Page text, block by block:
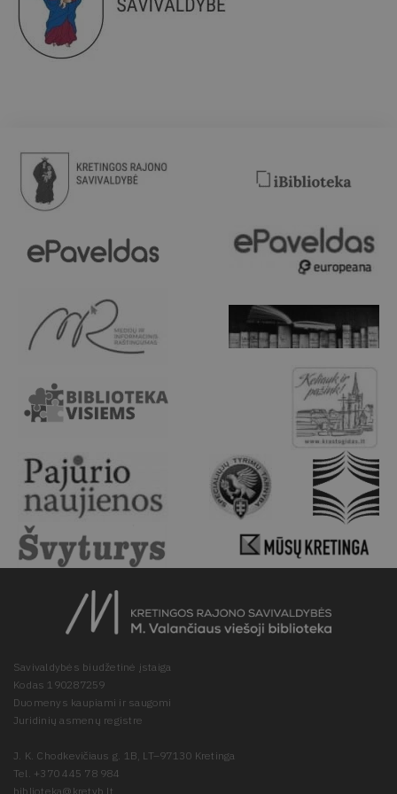
Savivaldybės biudžetinė įstaiga
Kodas 190287259
Duomenys kaupiami ir saugomi
Juridinių asmenų registre
J. K. Chodkevičiaus g. 1B, LT–97130 Kretinga
Tel. +370 445 78 984
biblioteka@kretvb.lt